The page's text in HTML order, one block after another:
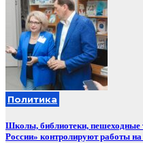
Политика
Школы, библиотеки, пешеходные
России» контролируют работы